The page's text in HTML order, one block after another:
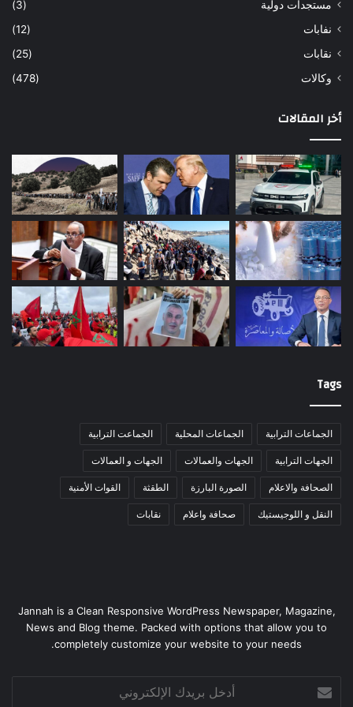
مستجدات دولية
(3)
نفابات
(12)
نقابات
(25)
وكالات
(478)
أخر المقالات
Tags
الجماعات الترابية الجماعات المحلية الجماعت الترابية
الجهات الترابية الجهات والعمالات الجهات و العمالات
الصحافة والاعلام الصورة البارزة الطقثة القوات الأمنية
النقل و اللوجيستيك صحافة واعلام نقابات
Jannah is a Clean Responsive WordPress Newspaper, Magazine,
News and Blog theme. Packed with options that allow you to
completely customize your website to your needs.
بريدك